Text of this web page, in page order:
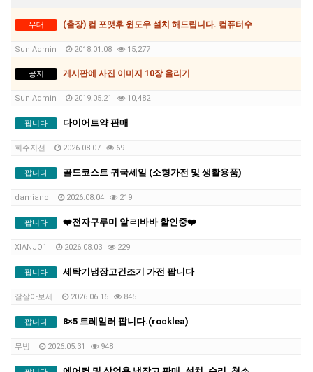
우대 (출장) 컴 포맷후 윈도우 설치 해드립니다. 컴퓨터수리 출장비없이 30$(아이폰수리가능)
Sun Admin 2018.01.08 15,277
공지 게시판에 사진 이미지 10장 올리기
Sun Admin 2019.05.21 10,482
팝니다 다이어트약 판매
희주지선 2026.08.07 69
팝니다 골드코스트 귀국세일 (소형가전 및 생활용품)
damiano 2026.08.04 219
팝니다 ❤️전자구루미 알ㄹ|바바 할인중❤️
XIANJO1 2026.08.03 229
팝니다 세탁기냉장고건조기 가전 팝니다
잘살아보세 2026.06.16 845
팝니다 8×5 트레일러 팝니다.(rocklea)
무빙 2026.05.31 948